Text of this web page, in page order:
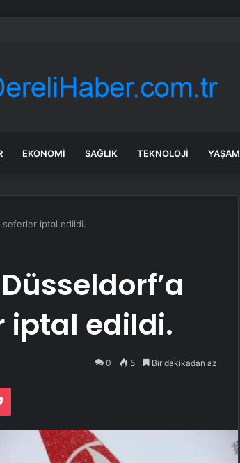
çağrısı
EKONOMI SAĞLIK TEKNOLOJI YAŞAM
seferler iptal edildi.
iptal edildi.
0 5 Bir dakikadan az
Pocket